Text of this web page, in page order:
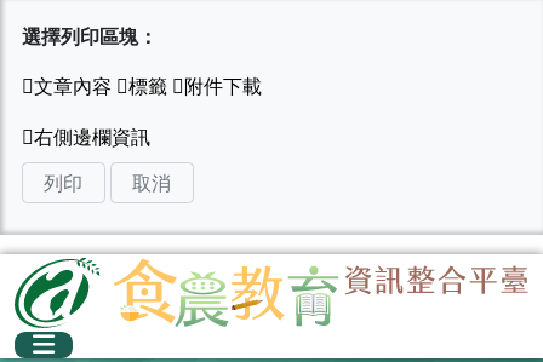
選擇列印區塊：
列印 取消